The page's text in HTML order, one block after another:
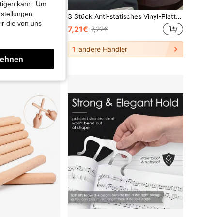
3 Stück Anti-statisches Vinyl-Plattenreinigungs-Set mit Plüschschwammbürste, Tonabnehmerreiniger, kleiner Bürste, Mehrzweck für Plattenreinigung, Brettspiele, Modellbau, Weihnachtsstrumpf-Füllungen, Urlaubsgeschenkideen, Must-Haves
7,21€ 7,22€
1 andere Händler
kann. Um
die von uns